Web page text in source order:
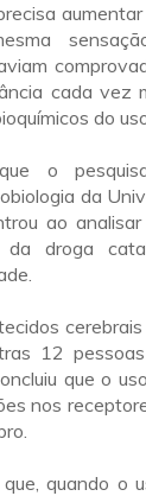
cada vez
do
o
da
ao
da droga
12
que o
nos
quando o